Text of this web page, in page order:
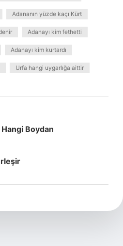
Adananın yüzde kaçı Kürt
Adanayı kim fethetti
Adanayı kim kurtardı
Urfa hangi uygarlığa aittir
Boydan